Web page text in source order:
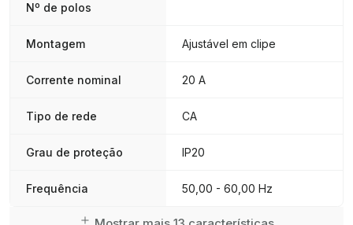
Nº de polos
Montagem Ajustável em clipe
Corrente nominal 20 A
Tipo de rede CA
Grau de proteção IP20
Frequência 50,00 - 60,00 Hz